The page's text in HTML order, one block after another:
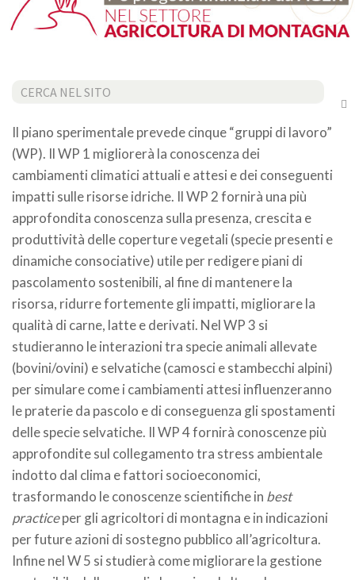
Cerca...
Il piano sperimentale prevede cinque “gruppi di lavoro”
(WP). Il WP 1 migliorerà la conoscenza dei
cambiamenti climatici attuali e attesi e dei conseguenti
impatti sulle risorse idriche. Il WP 2 fornirà una più
approfondita conoscenza sulla presenza, crescita e
produttività delle coperture vegetali (specie presenti e
dinamiche consociative) utile per redigere piani di
pascolamento sostenibili, al fine di mantenere la
risorsa, ridurre fortemente gli impatti, migliorare la
qualità di carne, latte e derivati. Nel WP 3 si
studieranno le interazioni tra specie animali allevate
(bovini/ovini) e selvatiche (camosci e stambecchi alpini)
per simulare come i cambiamenti attesi influenzeranno
le praterie da pascolo e di conseguenza gli spostamenti
delle specie selvatiche. Il WP 4 fornirà conoscenze più
approfondite sul collegamento tra stress ambientale
indotto dal clima e fattori socioeconomici,
trasformando le conoscenze scientifiche in best
practiceper gli agricoltori di montagna e in indicazioni
per future azioni di sostegno pubblico all’agricoltura.
Infine nel W 5 si studierà come migliorare la gestione